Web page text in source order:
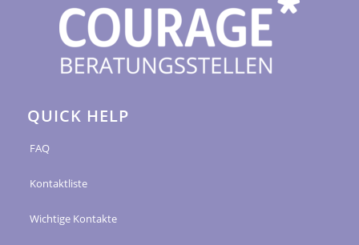
QUICK HELP
FAQ
Kontaktliste
Wichtige Kontakte